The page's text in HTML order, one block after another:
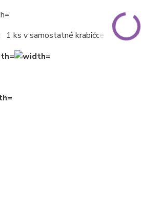
1 ks v samostatné krabičce